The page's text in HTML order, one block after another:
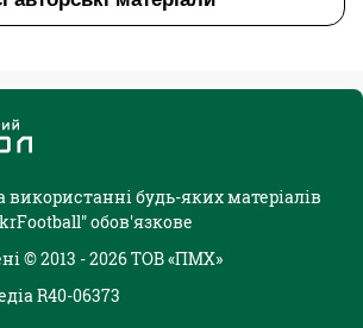
будь-яких матеріалів
обов'язкове
© 2013 - 2026 ТОВ «ПМХ»
R40-06373